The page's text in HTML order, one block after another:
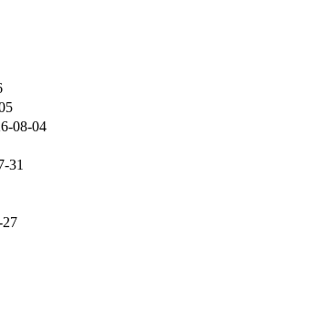
08-04
31
27